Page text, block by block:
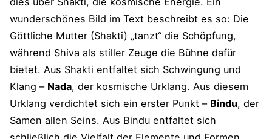
wunderschönes Bild im Text beschreibt es so: Die
Göttliche Mutter (Shakti) „tanzt“ die Schöpfung,
während Shiva als stiller Zeuge die Bühne dafür
bietet. Aus Shakti entfaltet sich Schwingung und
Klang – Nada, der kosmische Urklang. Aus diesem
Urklang verdichtet sich ein erster Punkt – Bindu, der
Samen allen Seins. Aus Bindu entfaltet sich